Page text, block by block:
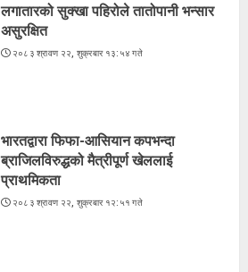
भारतद्वारा फिफा-आसियान कपभन्दा
ब्राजिलविरुद्धको मैत्रीपूर्ण खेललाई
अरूसँग होइन, हिजोको आफूसँग प्रतिस्पर्धा गरेँ
: मिस नेपाल दीपमाला ढकाल
लगातारको सुक्खा पहिरोले तातोपानी भन्सार
असुरक्षित
२०८३ श्रावण २२, शुक्रबार १३:५४ गते
भारतद्वारा फिफा-आसियान कपभन्दा
ब्राजिलविरुद्धको मैत्रीपूर्ण खेललाई
प्राथमिकता
२०८३ श्रावण २२, शुक्रबार १२:५१ गते